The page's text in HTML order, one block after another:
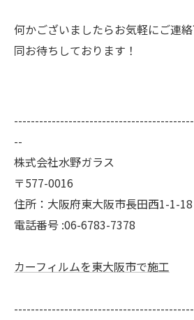
何かございましたらお気軽にご連
同お待ちしております！
--
株式会社水野ガラス
〒577-0016
住所：大阪府東大阪市長田西1-1-18
電話番号 :06-6783-7378
カーフィルムを東大阪市で施工